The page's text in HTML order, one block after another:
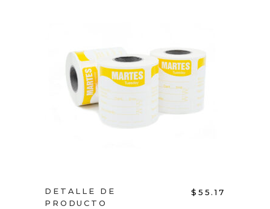
ADD TO CART
DETALLE DE
PRODUCTO
$ 55.17